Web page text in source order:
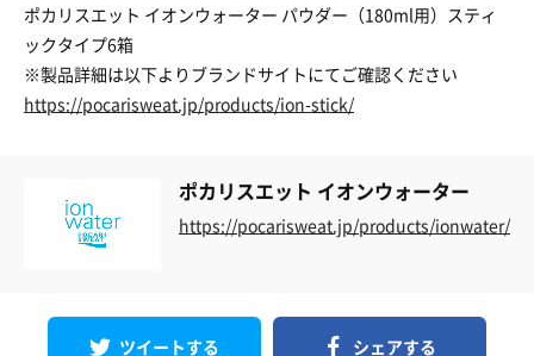
ポカリスエット イオンウォーター パウダー（180ml用）スティ
ックタイプ6箱
※製品詳細は以下よりブランドサイトにてご確認ください
https://pocarisweat.jp/products/ion-stick/
ポカリスエット イオンウォーター
https://pocarisweat.jp/products/ionwater/
ツイートする シェアする